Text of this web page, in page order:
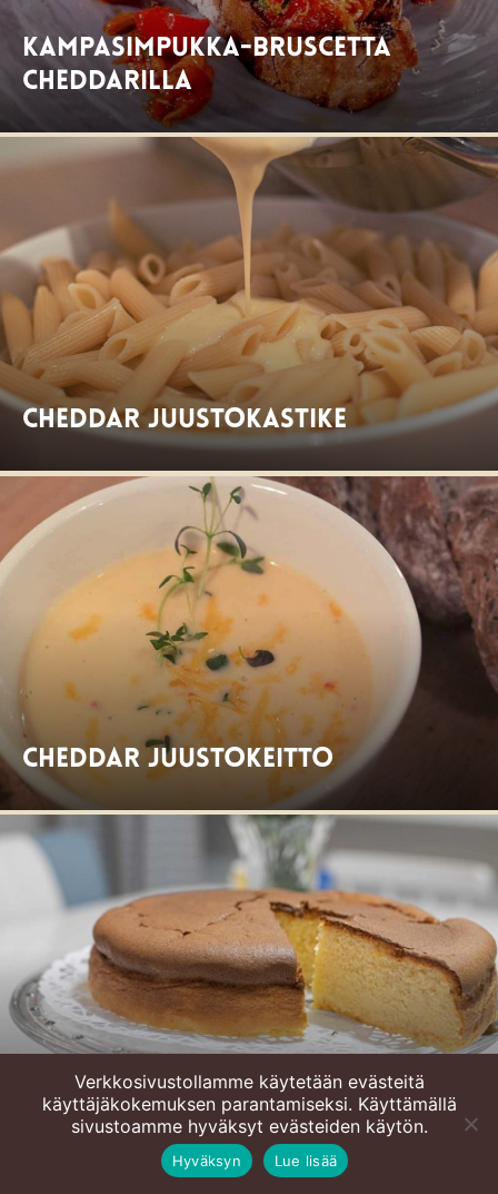
Kampasimpukka-Bruscetta
cheddarilla
Cheddar juustokastike
Cheddar juustokeitto
Cheddar juustokakku
Verkkosivustollamme käytetään evästeitä
käyttäjäkokemuksen parantamiseksi. Käyttämällä
sivustoamme hyväksyt evästeiden käytön.
Hyväksyn Lue lisää